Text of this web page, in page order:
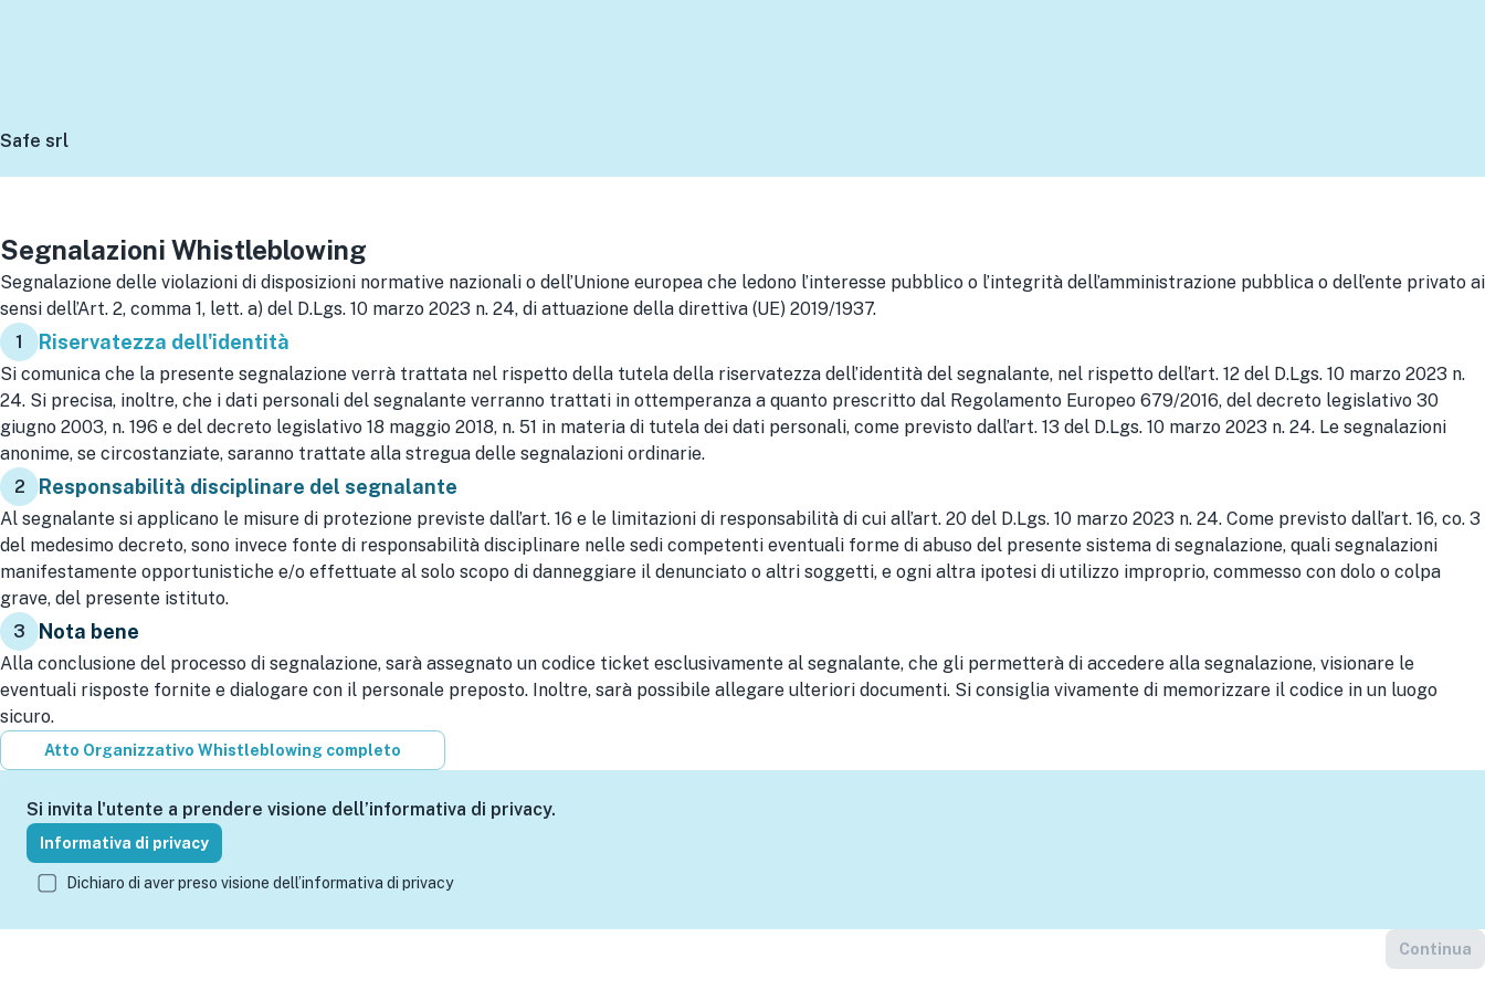
Safe srl
Segnalazioni Whistleblowing
Segnalazione delle violazioni di disposizioni normative nazionali o dell’Unione europea che ledono l’interesse pubblico o l’integrità dell’amministrazione pubblica o dell’ente privato ai
sensi dell’Art. 2, comma 1, lett. a) del D.Lgs. 10 marzo 2023 n. 24, di attuazione della direttiva (UE) 2019/1937.
1
Riservatezza dell'identità
Si comunica che la presente segnalazione verrà trattata nel rispetto della tutela della riservatezza dell’identità del segnalante, nel rispetto dell’art. 12 del D.Lgs. 10 marzo 2023 n.
24. Si precisa, inoltre, che i dati personali del segnalante verranno trattati in ottemperanza a quanto prescritto dal Regolamento Europeo 679/2016, del decreto legislativo 30
giugno 2003, n. 196 e del decreto legislativo 18 maggio 2018, n. 51 in materia di tutela dei dati personali, come previsto dall’art. 13 del D.Lgs. 10 marzo 2023 n. 24. Le segnalazioni
anonime, se circostanziate, saranno trattate alla stregua delle segnalazioni ordinarie.
2
Responsabilità disciplinare del segnalante
Al segnalante si applicano le misure di protezione previste dall’art. 16 e le limitazioni di responsabilità di cui all’art. 20 del D.Lgs. 10 marzo 2023 n. 24. Come previsto dall’art. 16, co. 3
del medesimo decreto, sono invece fonte di responsabilità disciplinare nelle sedi competenti eventuali forme di abuso del presente sistema di segnalazione, quali segnalazioni
manifestamente opportunistiche e/o effettuate al solo scopo di danneggiare il denunciato o altri soggetti, e ogni altra ipotesi di utilizzo improprio, commesso con dolo o colpa
grave, del presente istituto.
3
Nota bene
Alla conclusione del processo di segnalazione, sarà assegnato un codice ticket esclusivamente al segnalante, che gli permetterà di accedere alla segnalazione, visionare le
eventuali risposte fornite e dialogare con il personale preposto. Inoltre, sarà possibile allegare ulteriori documenti. Si consiglia vivamente di memorizzare il codice in un luogo
sicuro.
Atto Organizzativo Whistleblowing completo
Si invita l'utente a prendere visione dell’informativa di privacy.
Informativa di privacy
Dichiaro di aver preso visione dell’informativa di privacy
Continua